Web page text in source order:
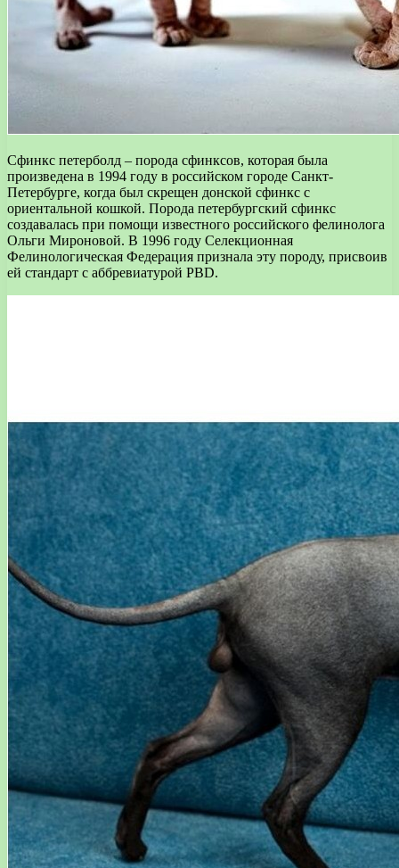
Сфинкс петерболд – порода сфинксов, которая была
произведена в 1994 году в российском городе Санкт-
Петербурге, когда был скрещен донской сфинкс с
ориентальной кошкой. Порода петербургский сфинкс
создавалась при помощи известного российского фелинолога
Ольги Мироновой. В 1996 году Селекционная
Фелинологическая Федерация признала эту породу, присвоив
ей стандарт с аббревиатурой PBD.